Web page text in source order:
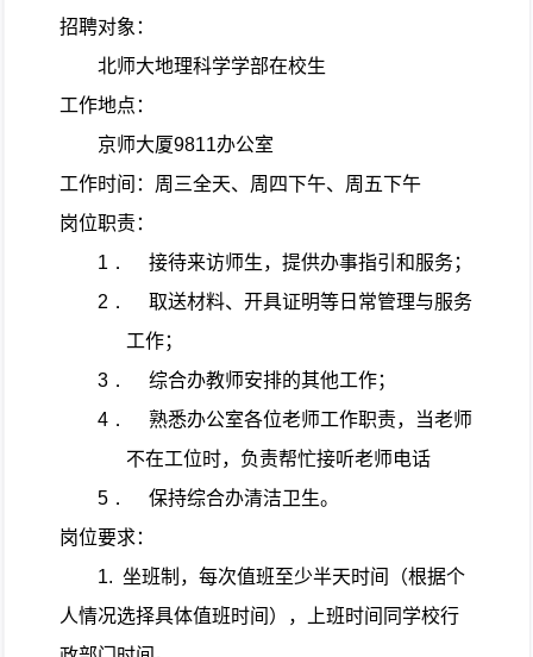
招聘对象：
北师大地理科学学部在校生
工作地点：
京师大厦9811办公室
工作时间：周三全天、周四下午、周五下午
岗位职责：
1．
接待来访师生，提供办事指引和服务；
2．
取送材料、开具证明等日常管理与服务
工作；
3．
综合办教师安排的其他工作；
4．
熟悉办公室各位老师工作职责，当老师
不在工位时，负责帮忙接听老师电话
5．
保持综合办清洁卫生。
岗位要求：
1. 坐班制，每次值班至少半天时间（根据个
人情况选择具体值班时间），上班时间同学校行